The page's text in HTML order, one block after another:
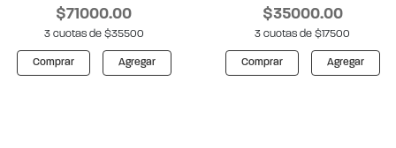
$71000.00
3 cuotas de $35500
Comprar Agregar
$35000.00
3 cuotas de $17500
Comprar Agregar